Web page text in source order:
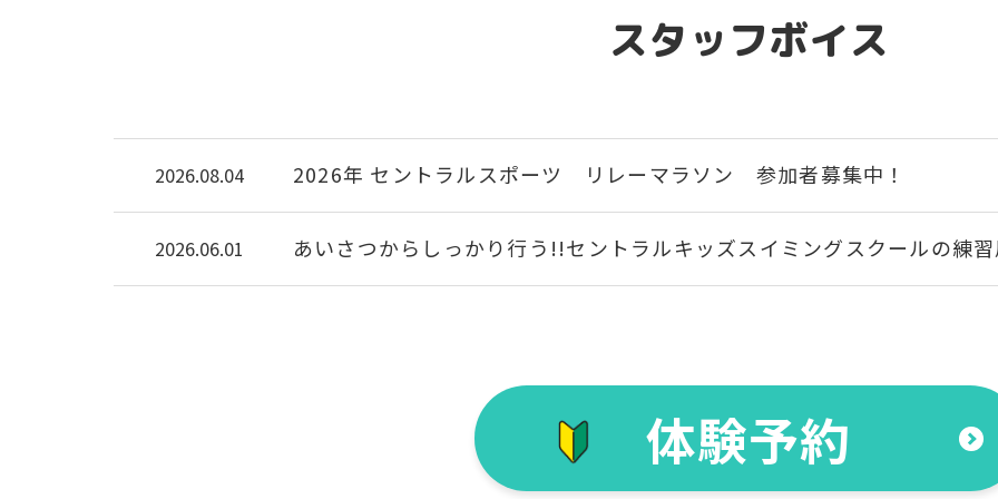
スタッフボイス
2026.08.04 2026年 セントラルスポーツ リレーマラソン 参加者募集中！
2026.06.01 あいさつからしっかり行う!!セントラルキッズスイミングスクールの練
体験予約
translation service, the Japanese
version of this website will be
original content. We ask that you
fully understand this before using
the service.
こんなお子さまにおすすめ
体験したい方。
こんなお子さ
スクールを体